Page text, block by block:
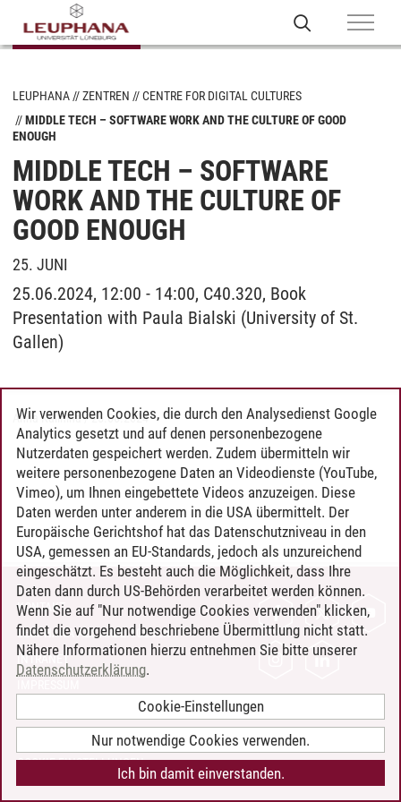
LEUPHANA ZENTREN
CENTRE FOR DIGITAL CULTURES
MIDDLE TECH – SOFTWARE WORK AND THE CULTURE OF GOOD
ENOUGH
MIDDLE TECH – SOFTWARE
WORK AND THE CULTURE OF
GOOD ENOUGH
25. JUNI
25.06.2024, 12:00 - 14:00, C40.320, Book
Presentation with Paula Bialski (University of St.
Gallen)
Anna Kalinina/25.06.2024
KONTAKT
LEUPHANA ALS ARBEITGEBER
INTRANET
BARRIEREFREIHEIT
COOKIE-EINSTELLUNGEN
Wir verwenden Cookies, die durch den Analysedienst Google
Analytics gesetzt und auf denen personenbezogene
Nutzerdaten gespeichert werden. Zudem übermitteln wir
weitere personenbezogene Daten an Videodienste (YouTube,
Vimeo), um Ihnen eingebettete Videos anzuzeigen. Diese
Daten werden unter anderem in die USA übermittelt. Der
Europäische Gerichtshof hat das Datenschutzniveau in den
USA, gemessen an EU-Standards, jedoch als unzureichend
eingeschätzt. Es besteht auch die Möglichkeit, dass Ihre
Daten dann durch US-Behörden verarbeitet werden können.
Wenn Sie auf "Nur notwendige Cookies verwenden" klicken,
findet die vorgehend beschriebene Übermittlung nicht statt.
Nähere Informationen hierzu entnehmen Sie bitte unserer
Datenschutzerklärung.
Cookie-Einstellungen
Nur notwendige Cookies verwenden.
Ich bin damit einverstanden.